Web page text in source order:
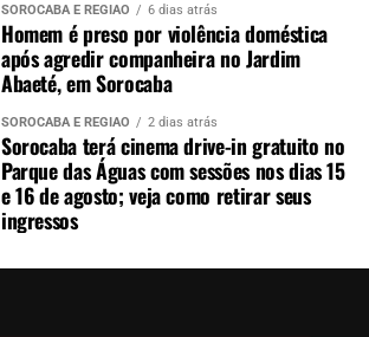
SOROCABA E REGIÃO 6 dias atrás
Homem é preso por violência doméstica
após agredir companheira no Jardim
Abaeté, em Sorocaba
SOROCABA E REGIÃO 2 dias atrás
Sorocaba terá cinema drive-in gratuito no
Parque das Águas com sessões nos dias 15
e 16 de agosto; veja como retirar seus
ingressos